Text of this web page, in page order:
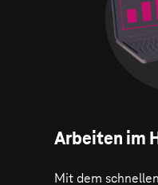
Arbeiten im
Mit dem